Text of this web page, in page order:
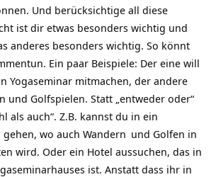
Und berücksichtige all diese
ist dir etwas besonders wichtig und
anderes besonders wichtig. So könnt
Ein paar Beispiele: Der eine will
Yogaseminar mitmachen, der andere
und Golfspielen. Statt „entweder oder“
als auch“. Z.B. kannst du in ein
gehen, wo auch Wandern und Golfen in
wird. Oder ein Hotel aussuchen, das in
ist. Anstatt dass ihr in